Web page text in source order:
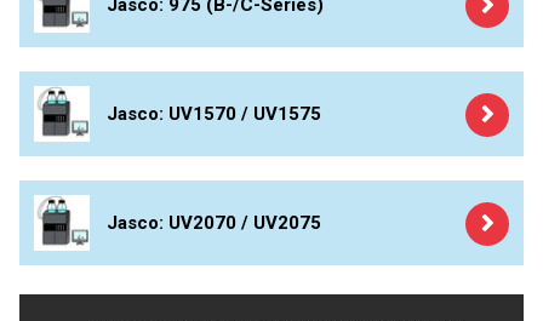
PERKINELMER
SHIMADZU
TELEDYNE LEEMAN
HORIBA (JOBIN YVONE)
GBC
Thermo / Unicam
Kontron
Výbojky pro UV/VIS spektrofotometry
Jasco: 975 (B-/C-Series)
Jasco: UV1570 / UV1575
Jasco: UV2070 / UV2075